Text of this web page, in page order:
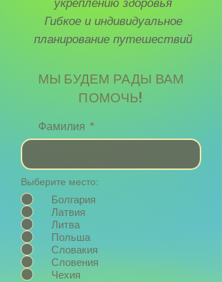
Гибкое и индивидуальное
планирование путешествий
МЫ БУДЕМ РАДЫ ВАМ
ПОМОЧЬ!
Фамилия
Выберите место:
Болгария
Латвия
Литва
Польша
Словакия
Словения
Чехия